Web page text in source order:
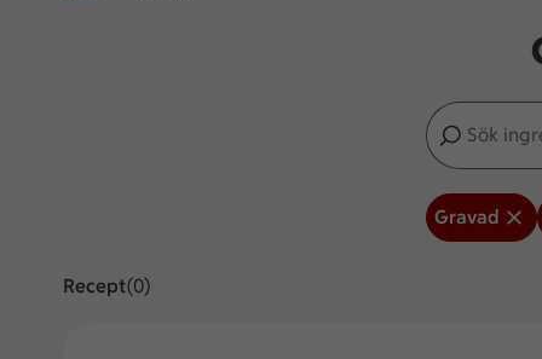
Sök
Inga förslag
Gravad
ReceptVisar 0 stycken
(0)